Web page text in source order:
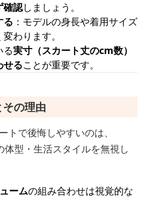
確認しましょう。
る ：モデルの身長や着用サイズ
わります。
る実寸（スカート丈のcm数）
せることが重要です。
の理由
トで後悔しやすいのは、
型・生活スタイルを無視し
ームの組み合わせは視覚的な